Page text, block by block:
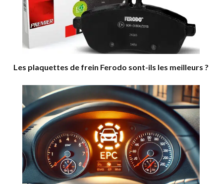
Les plaquettes de frein Ferodo sont-ils les meilleurs ?